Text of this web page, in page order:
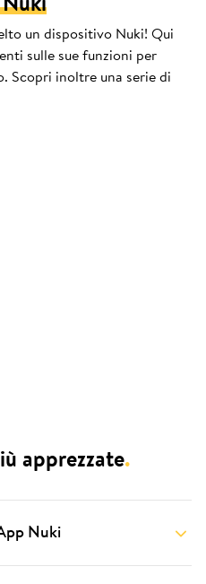
un dispositivo Nuki! Qui
sulle sue funzioni per
Scopri inoltre una serie di
apprezzate.
Nuki